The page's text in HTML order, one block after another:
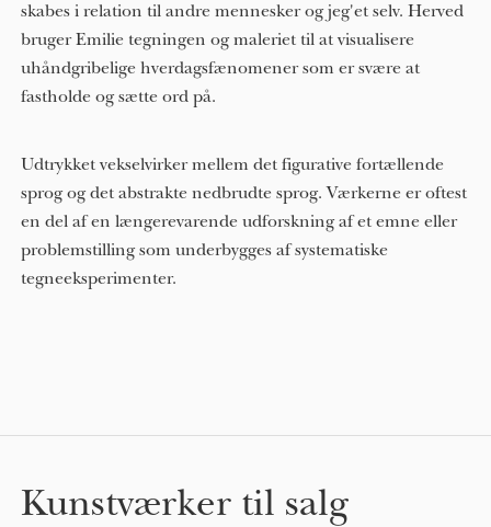
skabes i relation til andre mennesker og jeg'et selv. Herved
bruger Emilie tegningen og maleriet til at visualisere
uhåndgribelige hverdagsfænomener som er svære at
fastholde og sætte ord på.
Udtrykket vekselvirker mellem det figurative fortællende
sprog og det abstrakte nedbrudte sprog. Værkerne er oftest
en del af en længerevarende udforskning af et emne eller
problemstilling som underbygges af systematiske
tegneeksperimenter.
Kunstværker til salg